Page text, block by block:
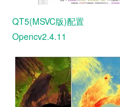
QT5(MSVC版)配置
Opencv2.4.11